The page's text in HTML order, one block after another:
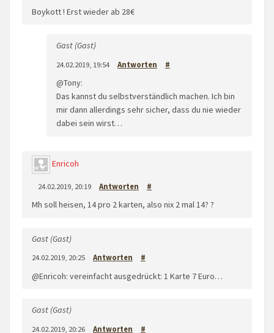
Boykott ! Erst wieder ab 28€
Gast (Gast)
24.02.2019, 19:54 Antworten #
@Tony:
Das kannst du selbstverständlich machen. Ich bin
mir dann allerdings sehr sicher, dass du nie wieder
dabei sein wirst…
Enricoh
24.02.2019, 20:19 Antworten #
Mh soll heisen, 14 pro 2 karten, also nix 2 mal 14? ?
Gast (Gast)
24.02.2019, 20:25 Antworten #
@Enricoh: vereinfacht ausgedrückt: 1 Karte 7 Euro…
Gast (Gast)
24.02.2019, 20:26 Antworten #